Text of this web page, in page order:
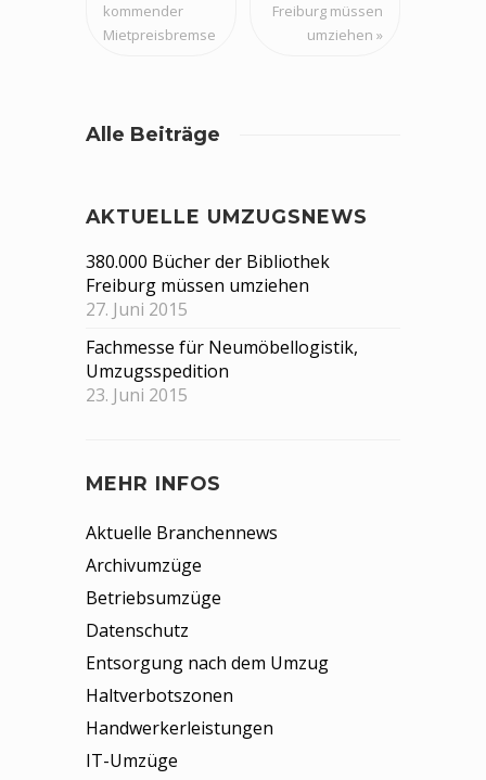
kommender
Mietpreisbremse
Freiburg müssen
umziehen »
Alle Beiträge
AKTUELLE UMZUGSNEWS
380.000 Bücher der Bibliothek
Freiburg müssen umziehen
27. Juni 2015
Fachmesse für Neumöbellogistik,
Umzugsspedition
23. Juni 2015
MEHR INFOS
Aktuelle Branchennews
Archivumzüge
Betriebsumzüge
Datenschutz
Entsorgung nach dem Umzug
Haltverbotszonen
Handwerkerleistungen
IT-Umzüge